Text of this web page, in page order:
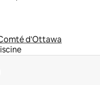
d'Ottawa